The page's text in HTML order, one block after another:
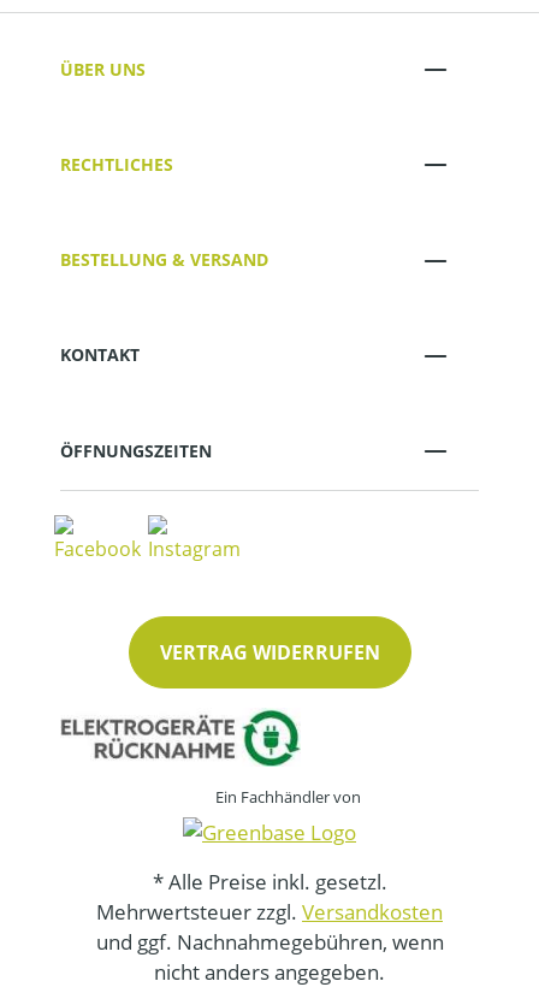
ÜBER UNS
RECHTLICHES
BESTELLUNG & VERSAND
KONTAKT
ÖFFNUNGSZEITEN
VERTRAG WIDERRUFEN
Ein Fachhändler von
* Alle Preise inkl. gesetzl.
Mehrwertsteuer zzgl. Versandkosten
und ggf. Nachnahmegebühren, wenn
nicht anders angegeben.